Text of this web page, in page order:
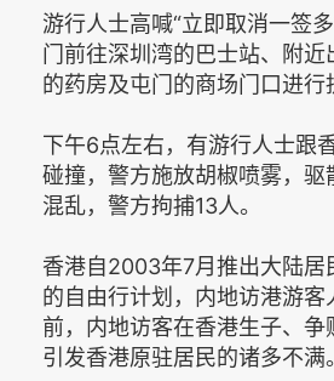
游行人士高喊“立即取消一签
门前往深圳湾的巴士站、附近
的药房及屯门的商场门口进行
下午6点左右，有游行人士跟
碰撞，警方施放胡椒喷雾，驱
混乱，警方拘捕13人。
香港自2003年7月推出大陆居
的自由行计划，内地访港游
前，内地访客在香港生子、争
引发香港原驻居民的诸多不满。